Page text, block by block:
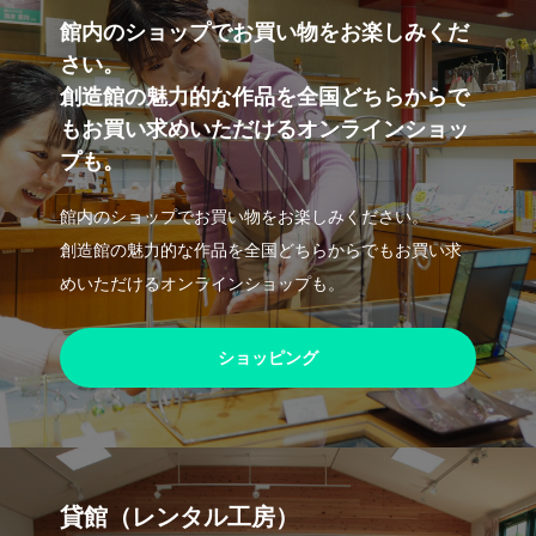
館内のショップでお買い物をお楽しみくだ
さい。
創造館の魅力的な作品を全国どちらからで
もお買い求めいただけるオンラインショッ
プも。
館内のショップでお買い物をお楽しみください。
創造館の魅力的な作品を全国どちらからでもお買い求
めいただけるオンラインショップも。
ショッピング
貸館（レンタル工房）